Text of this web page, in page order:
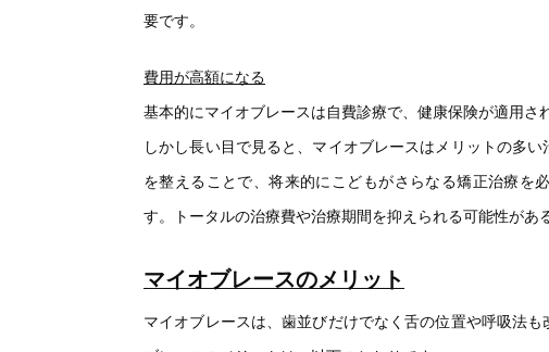
要です。
費用が高額になる
基本的にマイオブレースは自費診療で、健康保険が適用さ
しかし長い目で見ると、マイオブレースはメリットの多
を整えることで、将来的にこどもがさらなる矯正治療を
す。トータルの治療費や治療期間を抑えられる可能性があ
マイオブレースのメリット
マイオブレースは、歯並びだけでなく舌の位置や呼吸法